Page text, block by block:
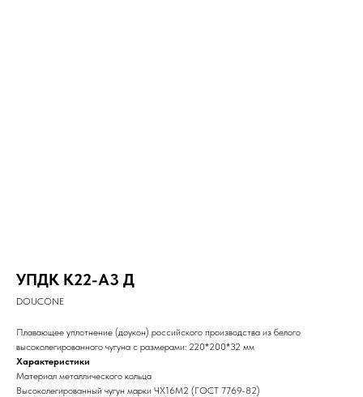
УПДК К22-А3 Д
DOUCONE
Плавающее уплотнение (доукон) российского производства из белого
высоколегированного чугуна с размерами: 220*200*32 мм
Характеристики
Материал металлического кольца
Высоколегированный чугун марки ЧХ16М2 (ГОСТ 7769-82)